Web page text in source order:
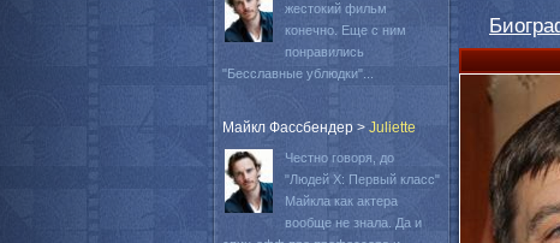
жестокий фильм
конечно. Еще с ним
понравились
"Бесславные ублюдки"...
Майкл Фассбендер > Juliette
Честно говоря, до
"Людей Х: Первый класс"
Майкла как актера
вообще не знала. Да и